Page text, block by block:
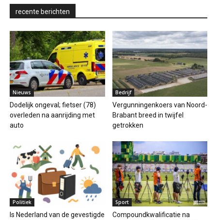
recente berichten
Nieuws
Dodelijk ongeval; fietser (78)
overleden na aanrijding met
auto
Bedrijf
Vergunningenkoers van Noord-
Brabant breed in twijfel
getrokken
Politiek
Is Nederland van de gevestigde
Sport
Compoundkwalificatie na